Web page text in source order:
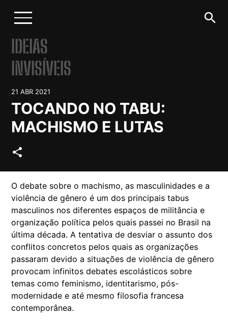
search
IDEIAS
INVISÍVEIS
21 ABR 2021
TOCANDO NO TABU:
MACHISMO E LUTAS
share
O debate sobre o machismo, as masculinidades e a
violência de gênero é um dos principais tabus
masculinos nos diferentes espaços de militância e
organização política pelos quais passei no Brasil na
última década. A tentativa de desviar o assunto dos
conflitos concretos pelos quais as organizações
passaram devido a situações de violência de gênero
provocam infinitos debates escolásticos sobre
temas como feminismo, identitarismo, pós-
modernidade e até mesmo filosofia francesa
contemporânea.